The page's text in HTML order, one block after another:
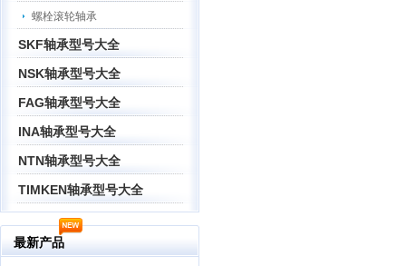
螺栓滚轮轴承
SKF轴承型号大全
NSK轴承型号大全
FAG轴承型号大全
INA轴承型号大全
NTN轴承型号大全
TIMKEN轴承型号大全
最新产品